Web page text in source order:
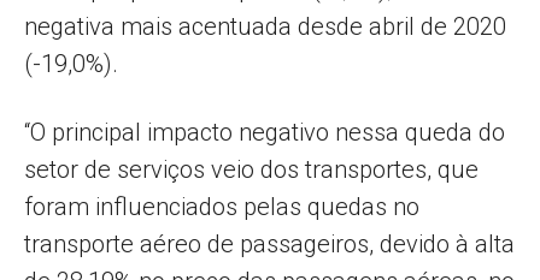
negativa mais acentuada desde abril de 2020
(-19,0%).
“O principal impacto negativo nessa queda do
setor de serviços veio dos transportes, que
foram influenciados pelas quedas no
transporte aéreo de passageiros, devido à alta